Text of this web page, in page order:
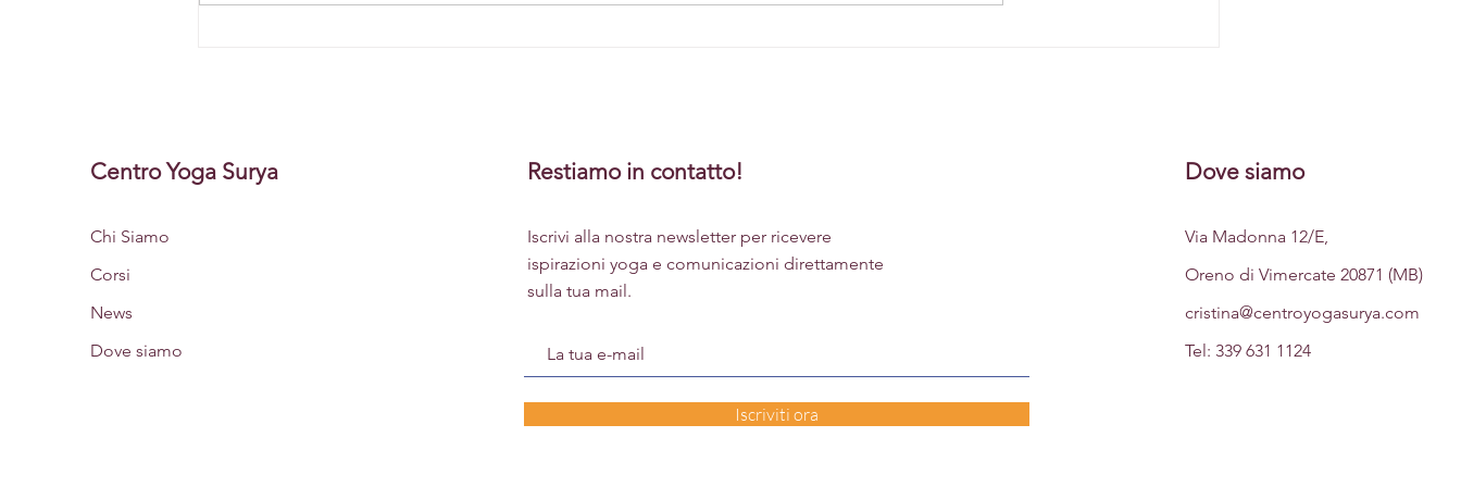
Centro Yoga Surya
Chi Siamo
Corsi
News
Dove siamo
Restiamo in contatto!
Iscrivi alla nostra newsletter per ricevere
ispirazioni yoga e comunicazioni direttamente
sulla tua mail.
Iscriviti ora
Dove siamo
Via Madonna 12/E,
Oreno di Vimercate 20871 (MB)
cristina@centroyogasurya.com
Tel: 339 631 1124